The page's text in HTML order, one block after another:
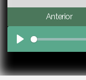
Anterior
Play